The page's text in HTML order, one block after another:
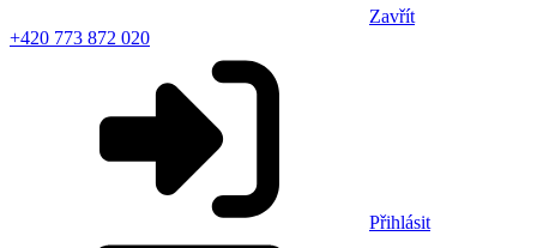
Zavřít
+420 773 872 020
Přihlásit